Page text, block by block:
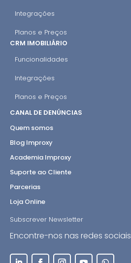
Integrações
Planos e Preços
CRM IMOBILIÁRIO
Funcionalidades
Integrações
Planos e Preços
CANAL DE DENÚNCIAS
Quem somos
Blog Improxy
Academia Improxy
Suporte ao Cliente
Parcerias
Loja Online
Subscrever Newsletter
Encontre-nos nas redes sociais